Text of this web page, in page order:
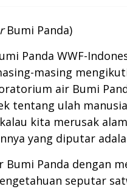
Bumi Panda)
Panda WWF-
masing
air Bumi
tentang ulah
kita merusak
yang diputar
Panda dengan
seputar